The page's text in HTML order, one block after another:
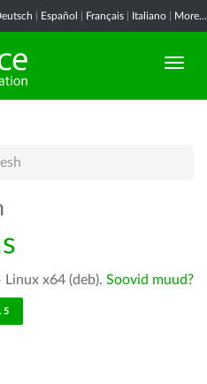
Español Français Italiano More...
x64 (deb). Soovid muud?